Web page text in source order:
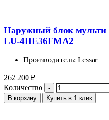
Наружный блок мульти
LU-4HE36FMA2
Производитель: Lessar
262 200 ₽
Количество
В корзину Купить в 1 клик